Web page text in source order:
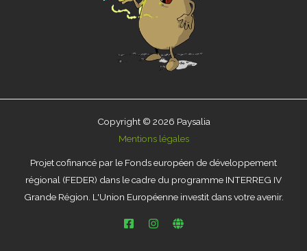
Copyright © 2026 Paysalia
Mentions légales
Projet cofinancé par le Fonds européen de développement
régional (FEDER) dans le cadre du programme INTERREG IV
Grande Région. L'Union Européenne investit dans votre avenir.